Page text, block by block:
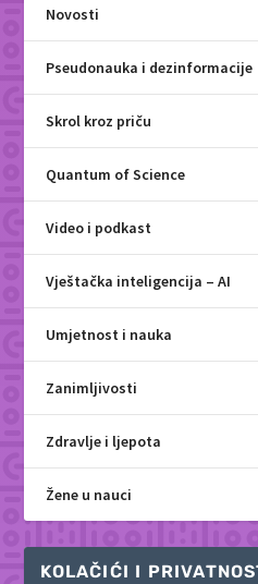
Novosti
Pseudonauka i dezinformacije
Skrol kroz priču
Quantum of Science
Video i podkast
Vještačka inteligencija – AI
Umjetnost i nauka
Zanimljivosti
Zdravlje i ljepota
Žene u nauci
KOLAČIĆI I